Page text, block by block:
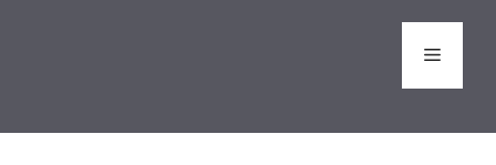
Menu